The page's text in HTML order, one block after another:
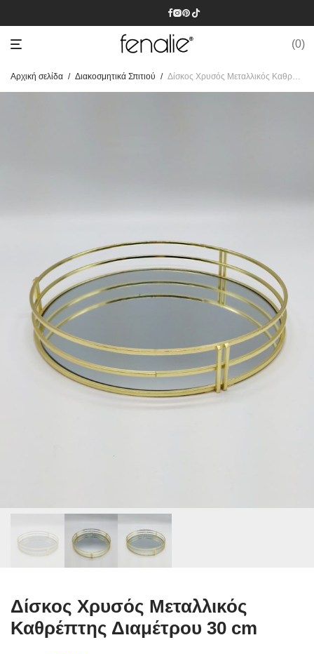
0
Αρχική σελίδα / Διακοσμητικά Σπιτιού / Δίσκος Χρυσός Μεταλλικός Καθρέπτης Διαμέτρου 30 cm
Δίσκος Χρυσός Μεταλλικός
Καθρέπτης Διαμέτρου 30 cm